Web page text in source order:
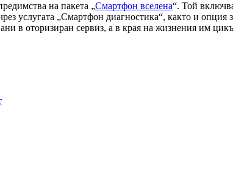
на пакета „Смартфон вселена“. Той
услугата „Смартфон диагностика“, както и опция
в оторизиран сервиз, а в края на жизнения им